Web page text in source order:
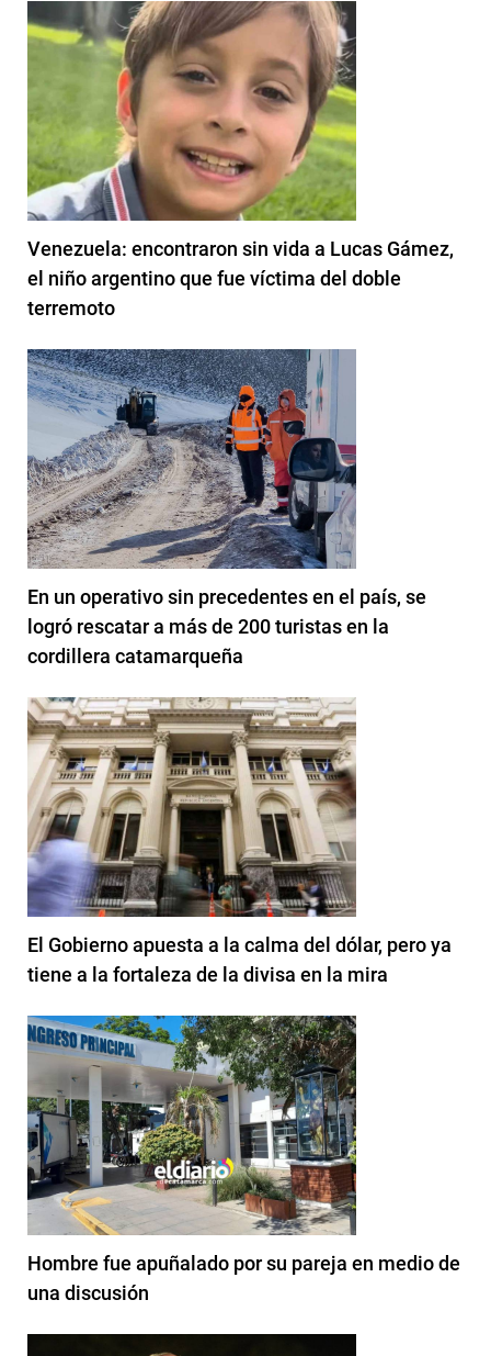
Venezuela: encontraron sin vida a Lucas Gámez,
el niño argentino que fue víctima del doble
terremoto
En un operativo sin precedentes en el país, se
logró rescatar a más de 200 turistas en la
cordillera catamarqueña
El Gobierno apuesta a la calma del dólar, pero ya
tiene a la fortaleza de la divisa en la mira
Hombre fue apuñalado por su pareja en medio de
una discusión